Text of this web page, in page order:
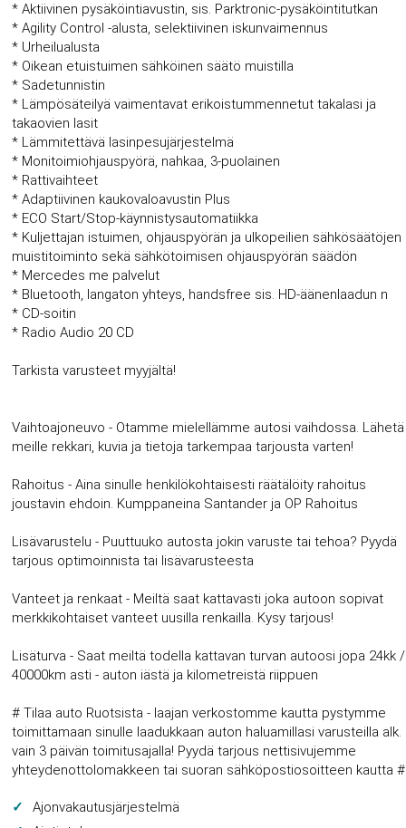
* Aktiivinen pysäköintiavustin, sis. Parktronic-pysäköintitutkan
* Agility Control -alusta, selektiivinen iskunvaimennus
* Urheilualusta
* Oikean etuistuimen sähköinen säätö muistilla
* Sadetunnistin
* Lämpösäteilyä vaimentavat erikoistummennetut takalasi ja
takaovien lasit
* Lämmitettävä lasinpesujärjestelmä
* Monitoimiohjauspyörä, nahkaa, 3-puolainen
* Rattivaihteet
* Adaptiivinen kaukovaloavustin Plus
* ECO Start/Stop-käynnistysautomatiikka
* Kuljettajan istuimen, ohjauspyörän ja ulkopeilien sähkösäätöjen
muistitoiminto sekä sähkötoimisen ohjauspyörän säädön
* Mercedes me palvelut
* Bluetooth, langaton yhteys, handsfree sis. HD-äänenlaadun n
* CD-soitin
* Radio Audio 20 CD
Tarkista varusteet myyjältä!
Vaihtoajoneuvo - Otamme mielellämme autosi vaihdossa. Lähetä
meille rekkari, kuvia ja tietoja tarkempaa tarjousta varten!
Rahoitus - Aina sinulle henkilökohtaisesti räätälöity rahoitus
joustavin ehdoin. Kumppaneina Santander ja OP Rahoitus
Lisävarustelu - Puuttuuko autosta jokin varuste tai tehoa? Pyydä
tarjous optimoinnista tai lisävarusteesta
Vanteet ja renkaat - Meiltä saat kattavasti joka autoon sopivat
merkkikohtaiset vanteet uusilla renkailla. Kysy tarjous!
Lisäturva - Saat meiltä todella kattavan turvan autoosi jopa 24kk /
40000km asti - auton iästä ja kilometreistä riippuen
# Tilaa auto Ruotsista - laajan verkostomme kautta pystymme
toimittamaan sinulle laadukkaan auton haluamillasi varusteilla alk.
vain 3 päivän toimitusajalla! Pyydä tarjous nettisivujemme
yhteydenottolomakkeen tai suoran sähköpostiosoitteen kautta #
Ajonvakautusjärjestelmä